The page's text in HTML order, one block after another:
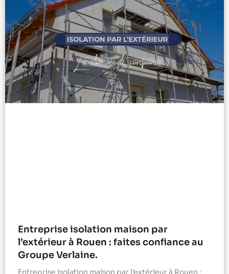
Entreprise isolation maison par
l’extérieur à Rouen : faites confiance au
Groupe Verlaine.
Entreprise isolation maison par l’extérieur à Rouen :